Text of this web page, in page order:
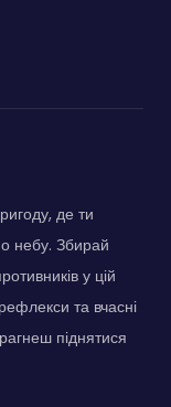
де ти
небу. Збирай
у цій
та вчасні
піднятися